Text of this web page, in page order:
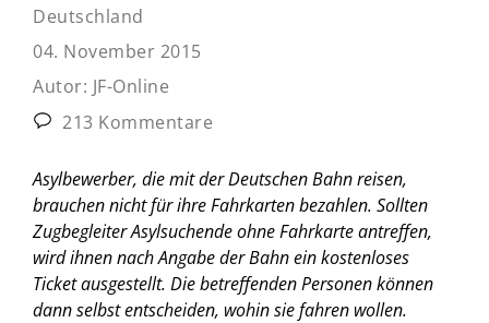
Deutschland
04. November 2015
Autor: JF-Online
213 Kommentare
Asylbewerber, die mit der Deutschen Bahn reisen,
brauchen nicht für ihre Fahrkarten bezahlen. Sollten
Zugbegleiter Asylsuchende ohne Fahrkarte antreffen,
wird ihnen nach Angabe der Bahn ein kostenloses
Ticket ausgestellt. Die betreffenden Personen können
dann selbst entscheiden, wohin sie fahren wollen.